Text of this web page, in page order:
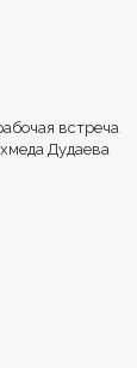
встреча
Дудаева